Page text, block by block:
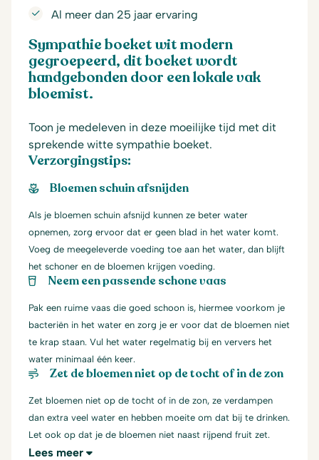
Al meer dan 25 jaar ervaring
Sympathie boeket wit modern
gegroepeerd, dit boeket wordt
handgebonden door een lokale vak
bloemist.
Toon je medeleven in deze moeilijke tijd met dit
sprekende witte sympathie boeket.
Verzorgingstips:
Bloemen schuin afsnijden
Als je bloemen schuin afsnijd kunnen ze beter water
opnemen, zorg ervoor dat er geen blad in het water komt.
Voeg de meegeleverde voeding toe aan het water, dan blijft
het schoner en de bloemen krijgen voeding.
Neem een passende schone vaas
Pak een ruime vaas die goed schoon is, hiermee voorkom je
bacteriën in het water en zorg je er voor dat de bloemen niet
te krap staan. Vul het water regelmatig bij en ververs het
water minimaal één keer.
Zet de bloemen niet op de tocht of in de zon
Zet bloemen niet op de tocht of in de zon, ze verdampen
dan extra veel water en hebben moeite om dat bij te drinken.
Let ook op dat je de bloemen niet naast rijpend fruit zet.
Lees meer